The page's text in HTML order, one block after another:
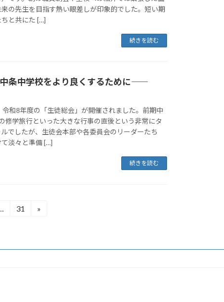
の先生を目指す熱い眼差しが印象的でした。短い期
と共にた […]
続きを読む
条中学校をより良くするために――
和8年度の「生徒総会」が開催されました。前期中
修学旅行といった大きな行事の直後という非常にタ
でしたが、生徒会本部や各委員会のリーダーたち
淡々と準備 […]
続きを読む
固
31 »